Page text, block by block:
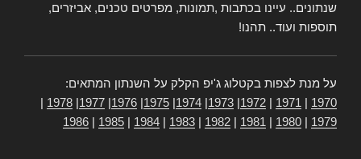
שנתונים.. עיינו בכתבות ,תמונות, מפרטים טכנים, אביזרים,
תוספות ועוד.. תהנו!
על מנת לצפות בקטלוג ג'יפ הקלק על השנתון המתאים:
1970
1971
1972
1973
1974
1975
1976
1977
1978
1979
1980
1981
1982
1983
1984
1985
1986